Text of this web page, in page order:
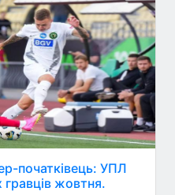
початківець: УПЛ
жовтня.